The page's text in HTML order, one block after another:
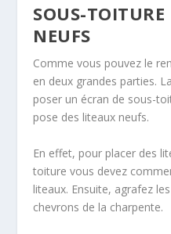
SOUS-
NEUFS
Comme vous pouvez le
en deux grandes parties.
poser un écran de sous-
pose des liteaux neufs.
En effet, pour placer des
toiture vous devez
liteaux. Ensuite, agrafez
chevrons de la charpente.